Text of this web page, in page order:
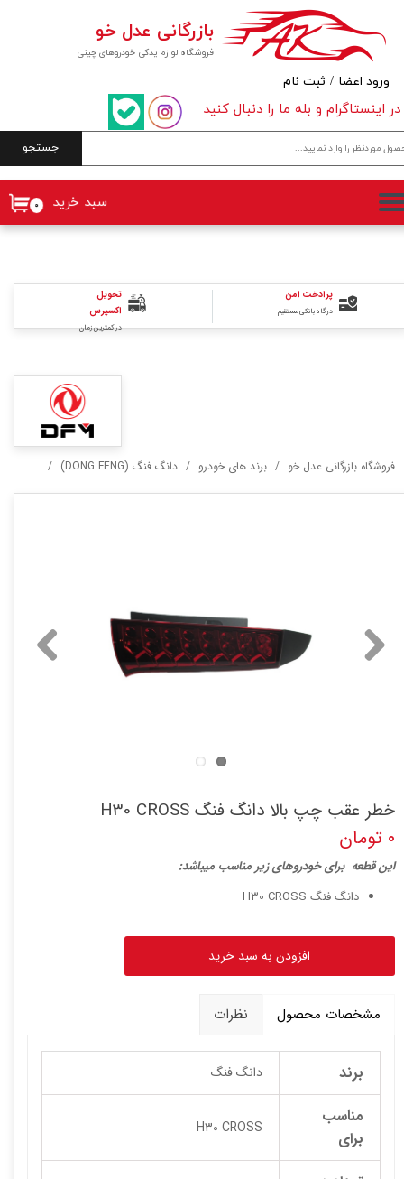
فروشگاه لوازم یدکی خودروهای چینی
بازرگانی عدل خو
جستجو
۰ سبد خرید
در اینستاگرام و بله ما را دنبال کنید
ورود اعضا / ثبت نام
حساب کاربری من
تغییر گذر واژه
سفارشات
خروج از حساب کاربری
فروشگاه بازرگانی عدل خو برند های خودرو دانگ فنگ (DONG FENG)
خطر عقب چپ بالا دانگ فنگ H30 CROSS
۰ تومان
این قطعه برای خودروهای زیر مناسب میباشد:
دانگ فنگ H30 CROSS
افزودن به سبد خرید
مشخصات محصول نظرات
برند دانگ فنگ
مناسب
برای
H30 CROSS
تحویل
اکسپرس
در کمترین زمان
پرادخت امن
درگاه بانکی مستقیم